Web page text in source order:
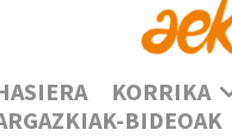
KORRIKA
BIDEOAK